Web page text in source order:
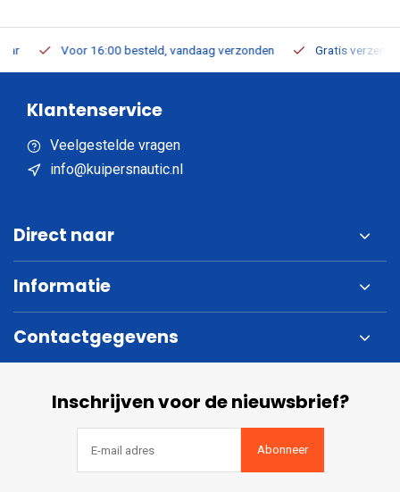
Voor 16:00 besteld, vandaag verzonden Gratis verzending
Klantenservice
Veelgestelde vragen
info@kuipersnautic.nl
Direct naar
Informatie
Contactgegevens
Inschrijven voor de nieuwsbrief?
Abonneer